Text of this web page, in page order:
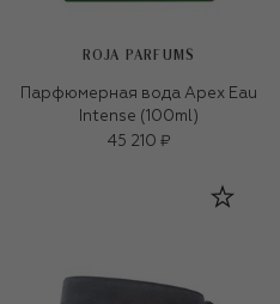
ROJA PARFUMS
Парфюмерная вода Apex Eau
Intense (100ml)
45 210 ₽